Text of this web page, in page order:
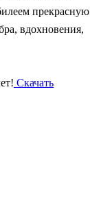
прекрасную
вдохновения,
Скачать